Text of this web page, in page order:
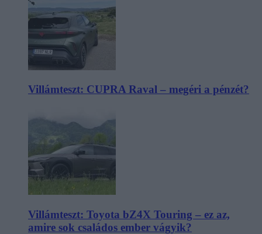
Villámteszt: CUPRA Raval – megéri a pénzét?
Villámteszt: Toyota bZ4X Touring – ez az,
amire sok családos ember vágyik?